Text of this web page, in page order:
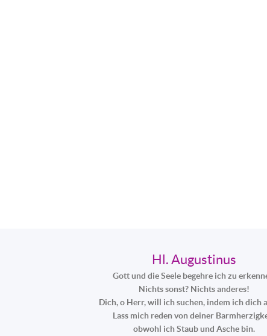
Hl. Augustinus
Gott und die Seele begehre ich zu
Nichts sonst? Nichts anderes!
Dich, o Herr, will ich suchen, indem ich dich
Lass mich reden von deiner
obwohl ich Staub und Asche bin.